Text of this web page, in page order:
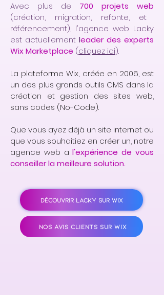
Avec plus de
700 projets web
(création, migration, refonte, et
référencement), l'agence web Lacky
est actuellement leader des experts
Wix Marketplace (cliquez ici).
La plateforme Wix, créée en 2006, est
un des plus grands outils CMS dans la
création et gestion des sites web,
sans codes (No-Code).
Que vous ayez déjà un site internet ou
que vous souhaitiez en créer un, notre
agence web al'expérience de vous
conseiller la meilleure solution.
DÉCOUVRIR LACKY SUR WIX
NOS AVIS CLIENTS SUR WIX